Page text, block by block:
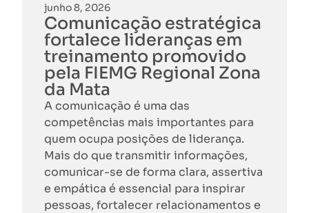
junho 8, 2026
Comunicação estratégica
fortalece lideranças em
treinamento promovido
pela FIEMG Regional Zona
da Mata
A comunicação é uma das
competências mais importantes para
quem ocupa posições de liderança.
Mais do que transmitir informações,
comunicar-se de forma clara, assertiva
e empática é essencial para inspirar
pessoas, fortalecer relacionamentos e